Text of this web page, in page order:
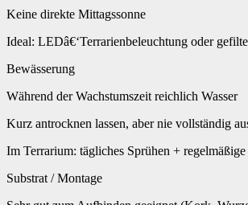
Keine direkte Mittagssonne
Ideal: LEDâ€‘Terrarienbeleuchtung oder
Bewässerung
Während der Wachstumszeit reichlich Wasser
Kurz antrocknen lassen, aber nie vollständig
Im Terrarium: tägliches Sprühen +
Substrat / Montage